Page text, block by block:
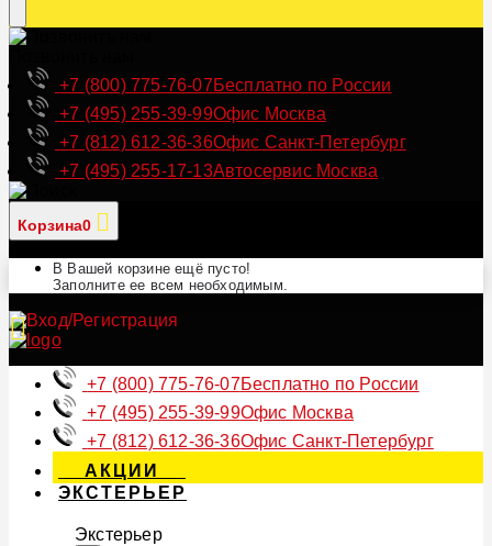
+7 (800) 775-76-07Бесплатно по России
+7 (495) 255-39-99Офис Москва
+7 (812) 612-36-36Офис Санкт-Петербург
+7 (495) 255-17-13Автосервис Москва
Корзина0
В Вашей корзине ещё пусто!
Заполните ее всем необходимым.
+7 (800) 775-76-07Бесплатно по России
+7 (495) 255-39-99Офис Москва
+7 (812) 612-36-36Офис Санкт-Петербург
АКЦИИ
ЭКСТЕРЬЕР
Экстерьер